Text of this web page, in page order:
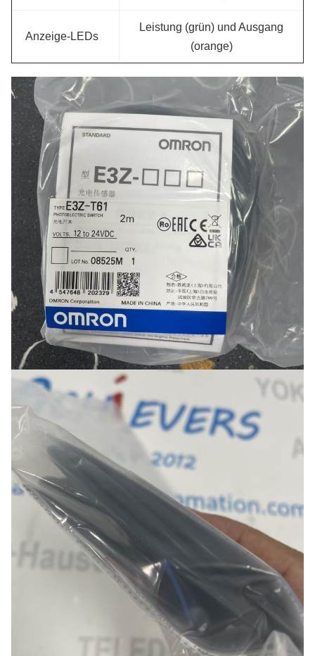
Anzeige-LEDs
Leistung (grün) und Ausgang
(orange)